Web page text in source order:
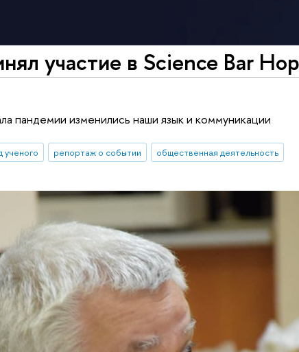
участие в Science Bar
пандемии изменились наши язык и коммуникации
ученого репортаж о событии общественная деятельность